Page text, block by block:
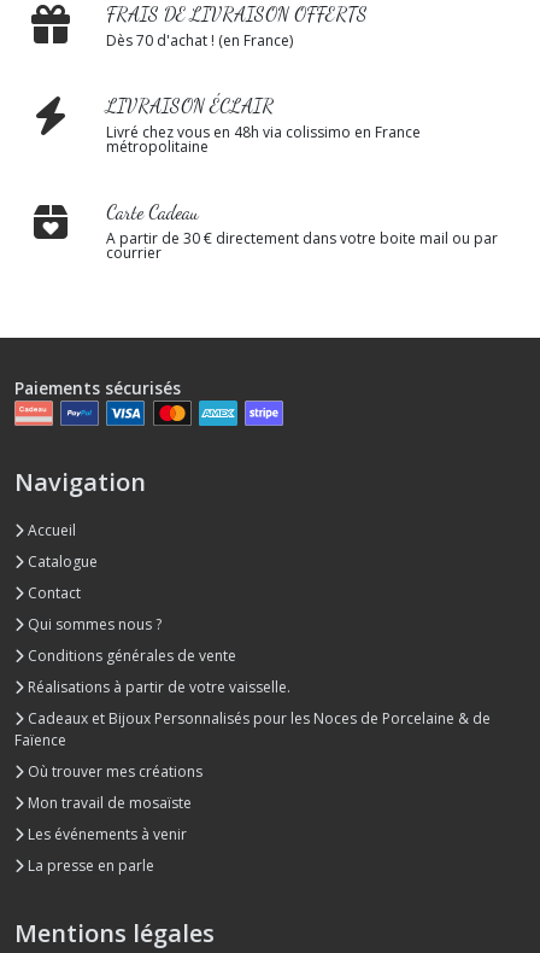
FRAIS DE LIVRAISON OFFERTS
Dès 70 d'achat ! (en France)
LIVRAISON ÉCLAIR
Livré chez vous en 48h via colissimo en France
métropolitaine
Carte Cadeau
A partir de 30 € directement dans votre boite mail ou par
courrier
Paiements sécurisés
Navigation
Accueil
Catalogue
Contact
Qui sommes nous ?
Conditions générales de vente
Réalisations à partir de votre vaisselle.
Cadeaux et Bijoux Personnalisés pour les Noces de Porcelaine & de
Faïence
Où trouver mes créations
Mon travail de mosaïste
Les événements à venir
La presse en parle
Mentions légales